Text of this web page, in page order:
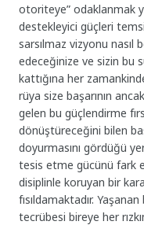
otoriteye” odaklanmak
destekleyici güçleri
sarsılmaz vizyonu nasıl
edeceğinize ve sizin bu
kattığına her
rüya size başarının
gelen bu güçlendirme
dönüştüreceğini bilen
doyurmasını gördüğü
tesis etme gücünü fark
disiplinle koruyan bir
fısıldamaktadır.
tecrübesi bireye her